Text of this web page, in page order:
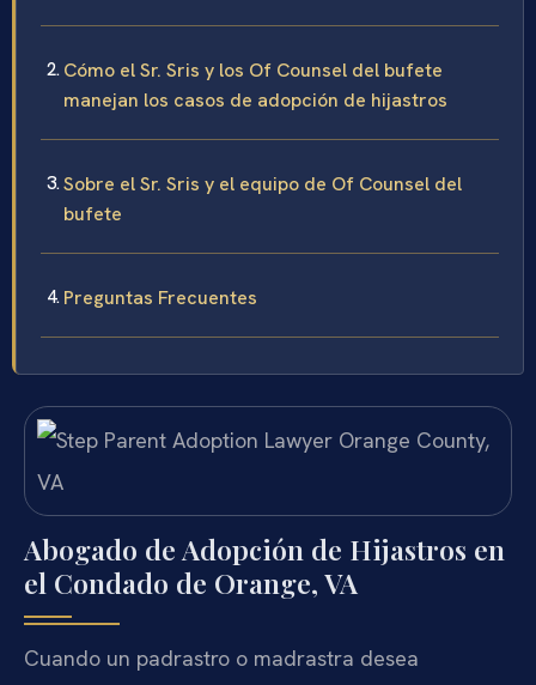
Cómo el Sr. Sris y los Of Counsel del bufete
manejan los casos de adopción de hijastros
Sobre el Sr. Sris y el equipo de Of Counsel del
bufete
Preguntas Frecuentes
Abogado de Adopción de Hijastros en
el Condado de Orange, VA
Cuando un padrastro o madrastra desea